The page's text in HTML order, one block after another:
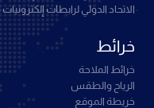
الاتحاد الدولي لرابطات
خرائط
خرائط الملاحة
الرياح والطقس
خريطة الموقع